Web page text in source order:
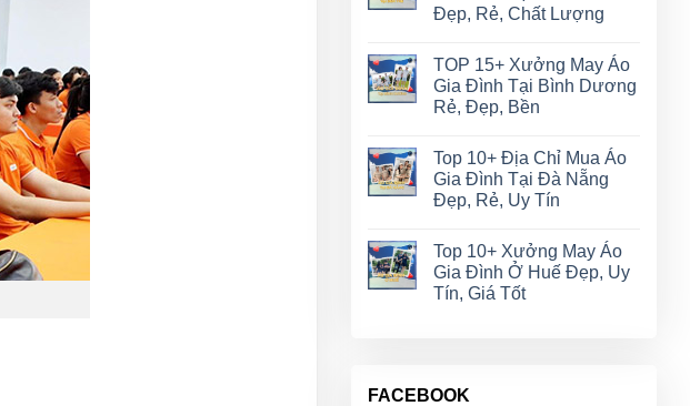
Đẹp, Rẻ, Chất Lượng
TOP 15+ Xưởng May Áo
Gia Đình Tại Bình Dương
Rẻ, Đẹp, Bền
Top 10+ Địa Chỉ Mua Áo
Gia Đình Tại Đà Nẵng
Đẹp, Rẻ, Uy Tín
Top 10+ Xưởng May Áo
Gia Đình Ở Huế Đẹp, Uy
Tín, Giá Tốt
FACEBOOK